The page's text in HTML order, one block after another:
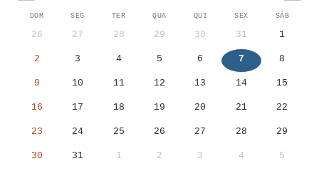
DOM SEG TER QUA QUI SEX SÁB
26 27 28 29 30 31 1
2 3 4 5 6 7 8
9 10 11 12 13 14 15
16 17 18 19 20 21 22
23 24 25 26 27 28 29
30 31 1 2 3 4 5